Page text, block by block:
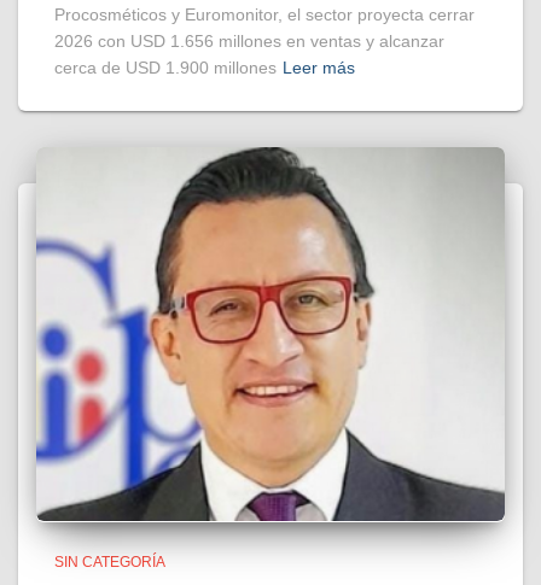
Procosméticos y Euromonitor, el sector proyecta cerrar
2026 con USD 1.656 millones en ventas y alcanzar
cerca de USD 1.900 millones Leer más
SIN CATEGORÍA